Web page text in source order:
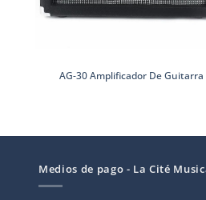
AG-30 Amplificador De Guitarra
Medios de pago - La Cité